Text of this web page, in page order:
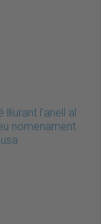
lliurant l'anell al
nomenament